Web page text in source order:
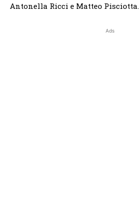
Antonella Ricci e Matteo Pisciotta.
Ads